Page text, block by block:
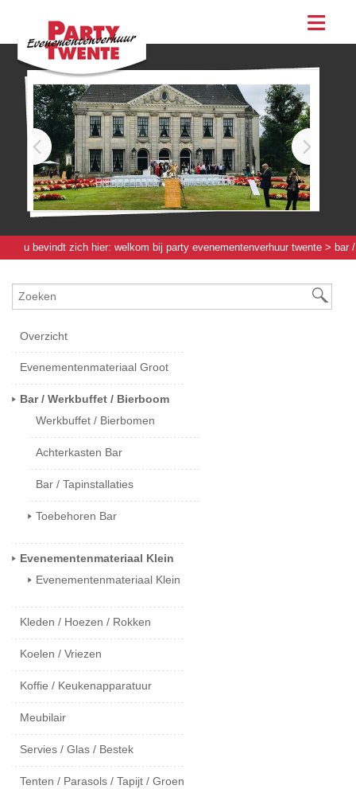
assortiment
evenementen
feesten
bestellen
contact
u bevindt zich hier: welkom bij party evenementenverhuur twente > bar /
Overzicht
Evenementenmateriaal Groot
Bar / Werkbuffet / Bierboom
Werkbuffet / Bierbomen
Achterkasten Bar
Bar / Tapinstallaties
Toebehoren Bar
Evenementenmateriaal Klein
Evenementenmateriaal Klein
Kleden / Hoezen / Rokken
Koelen / Vriezen
Koffie / Keukenapparatuur
Meubilair
Servies / Glas / Bestek
Tenten / Parasols / Tapijt / Groen